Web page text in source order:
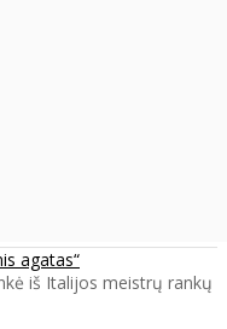
agatas“
iš Italijos meistrų rankų